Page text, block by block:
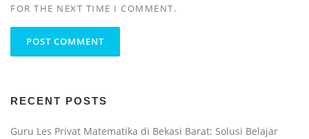
FOR THE NEXT TIME I COMMENT.
RECENT POSTS
Guru Les Privat Matematika di Bekasi Barat: Solusi Belajar